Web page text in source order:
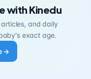
with Kinedu
and daily
exact age.
→